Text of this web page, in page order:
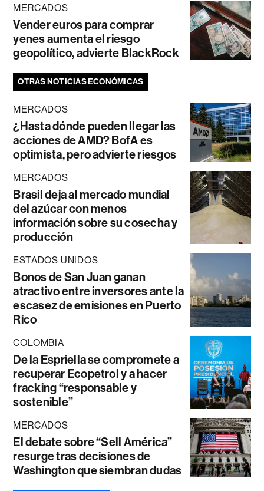
MERCADOS
Vender euros para comprar
yenes aumenta el riesgo
geopolítico, advierte BlackRock
OTRAS NOTICIAS ECONÓMICAS
MERCADOS
¿Hasta dónde pueden llegar las
acciones de AMD? BofA es
optimista, pero advierte riesgos
MERCADOS
Brasil deja al mercado mundial
del azúcar con menos
información sobre su cosecha y
producción
ESTADOS UNIDOS
Bonos de San Juan ganan
atractivo entre inversores ante la
escasez de emisiones en Puerto
Rico
COLOMBIA
De la Espriella se compromete a
recuperar Ecopetrol y a hacer
fracking “responsable y
sostenible”
MERCADOS
El debate sobre “Sell América”
resurge tras decisiones de
Washington que siembran dudas